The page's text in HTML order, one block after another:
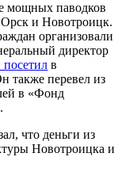
мощных паводков
Орск и Новотроицк.
организовали
директор
в
также перевел из
в «Фонд
что деньги из
Новотроицка и